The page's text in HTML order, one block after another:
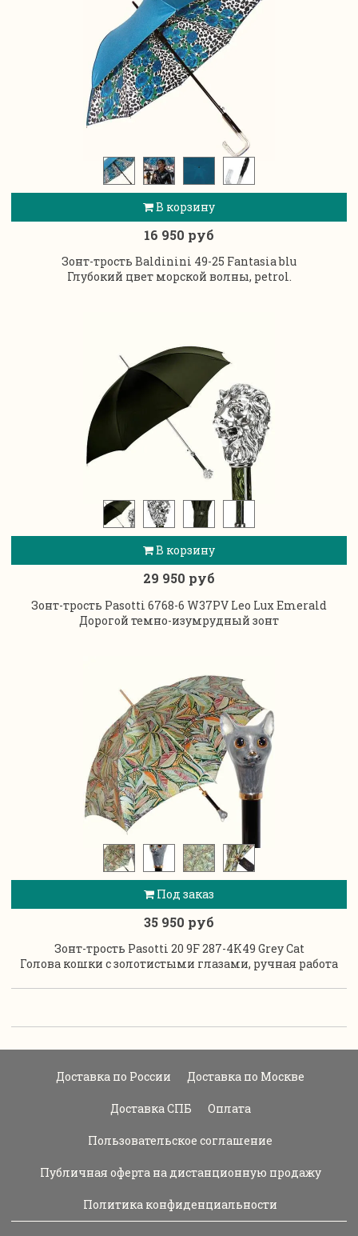
В корзину
16 950 руб
Зонт-трость Baldinini 49-25 Fantasia blu
Глубокий цвет морской волны, petrol.
В корзину
29 950 руб
Зонт-трость Pasotti 6768-6 W37PV Leo Lux Emerald
Дорогой темно-изумрудный зонт
Под заказ
35 950 руб
Зонт-трость Pasotti 20 9F 287-4K49 Grey Cat
Голова кошки с золотистыми глазами, ручная работа
Доставка по России Доставка по Москве
Доставка СПБ Оплата
Пользовательское соглашение
Публичная оферта на дистанционную продажу
Политика конфиденциальности